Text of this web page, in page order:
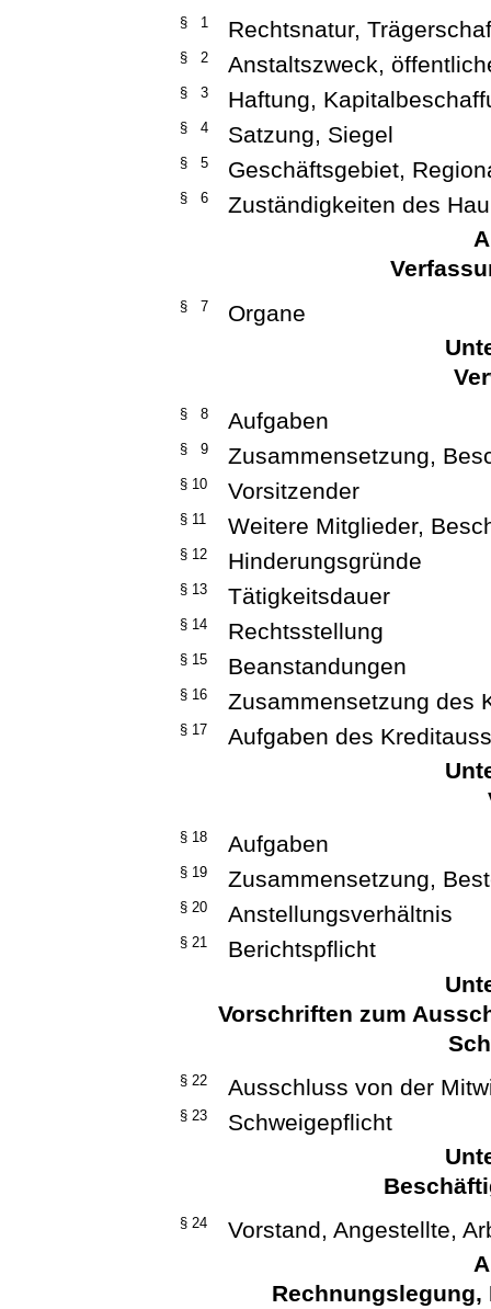
§ 1 Rechtsnatur,
§ 2 Anstaltszweck,
§ 3 Haftung,
§ 4 Satzung, Siegel
§ 5 Geschäftsgebiet,
§ 6
Zuständigkeiten des
§ 7
Organe
§ 8 Aufgaben
§ 9 Zusammensetzung,
§ 10 Vorsitzender
§ 11 Weitere Mitglieder,
§ 12 Hinderungsgründe
§ 13 Tätigkeitsdauer
§ 14 Rechtsstellung
§ 15 Beanstandungen
§ 16 Zusammensetzung des
§ 17
Aufgaben des
§ 18 Aufgaben
§ 19 Zusammensetzung,
§ 20 Anstellungsverhältnis
§ 21
Berichtspflicht
Vorschriften zum
§ 22 Ausschluss von der
§ 23
Schweigepflicht
§ 24
Vorstand, Angestellte,